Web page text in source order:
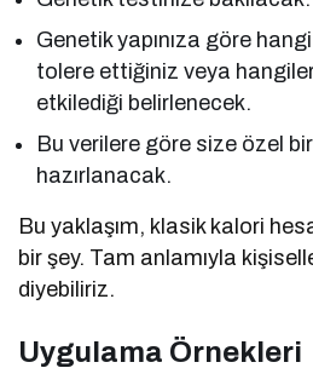
Genetik yapınıza göre
tolere ettiğiniz veya
etkilediği belirlenecek.
Bu verilere göre size özel
hazırlanacak.
Bu yaklaşım, klasik kalori
bir şey. Tam anlamıyla
diyebiliriz.
Uygulama Örnekleri